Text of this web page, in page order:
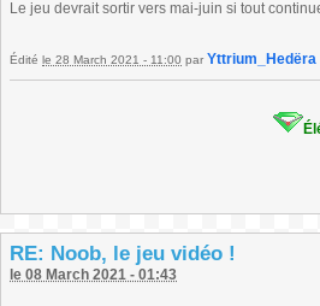
Le jeu devrait sortir vers mai-juin si tout
Édité le 28 March 2021 - 11:00 par Yttrium_Hedëra
RE: Noob, le jeu vidéo !
le 08 March 2021 - 01:43